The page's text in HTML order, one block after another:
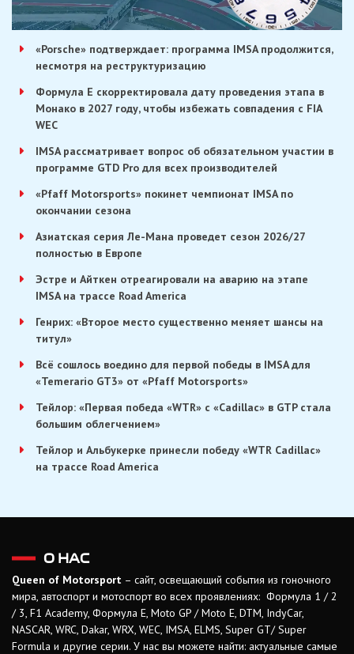
«Porsche» подтверждает: программа IMSA продолжится,
несмотря на реструктуризацию
Формула E скорректировала дату проведения этапа в
Монако в 2027 году, чтобы избежать совпадения с FIA
WEC
IMSA рассматривает вопрос об обязательном участии в
программе GTD Pro для всех производителей
«Pfaff Motorsports» покинет чемпионат IMSA по
окончании сезона
Азиатская серия Ле-Мана проведет сезон 2026/27
полностью в Европе
Эстре и Айткен отреагировали на аварию на этапе
IMSA на трассе Road America
Генрих: «Второе место существенно меняет шансы на
титул»
Всё сошлось воедино для первой победы в IMSA для
«Temerario GT3» от «Pfaff Motorsports»
Тейлор: «Первая победа «WTR» с «Cadillac» в GTP стала
большим облегчением»
Тейлор и Альбукерке принесли победу «WTR Cadillac»
на трассе Road America
О НАС
Queen of Motorsport – сайт, освещающий события из гоночного
мира, автоспорт и мотоспорт во всех проявлениях: Формула 1 / 2
/ 3, F1 Academy, Формула Е, Moto GP / Moto E, DTM, IndyCar,
NASCAR, WRC, Dakar, WRX, WEC, IMSA, ELMS, Super GT/ Super
Formula и другие серии. У нас вы можете найти: актуальные самые